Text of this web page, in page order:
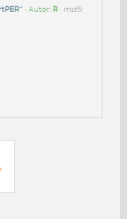
• Autor: R• md5: